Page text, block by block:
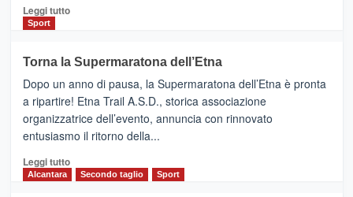
Leggi tuttoLeggi
BROOKS
SuperMaratona
dell’Etna,
presentata
l’edizione
2026
Sport
Torna la Supermaratona dell’Etna
Dopo un anno di pausa, la Supermaratona dell’Etna è pronta
a ripartire! Etna Trail A.S.D., storica associazione
organizzatrice dell’evento, annuncia con rinnovato
entusiasmo il ritorno della...
Leggi tuttoLeggi
Alcantara Secondo taglio Sport